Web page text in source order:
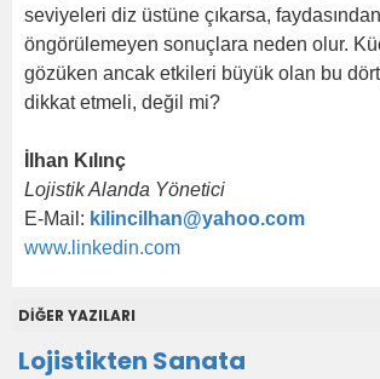
seviyeleri diz üstüne çıkarsa,
öngörülemeyen sonuçlara neden olur.
gözüken ancak etkileri büyük olan bu
dikkat etmeli, değil mi?
İlhan Kılınç
Lojistik Alanda Yönetici
E-Mail: kilincilhan@yahoo.com
www.linkedin.com
DİĞER YAZILARI
Lojistikten Sanata